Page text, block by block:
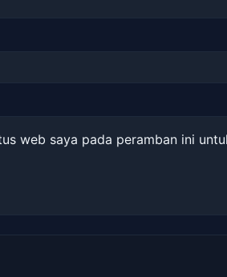
web saya pada peramban ini